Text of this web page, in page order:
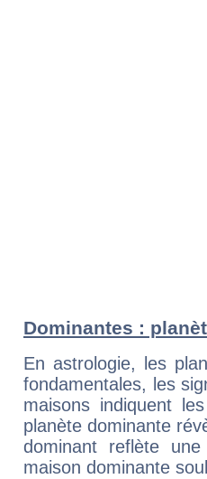
Dominantes :
En astrologie, les
fondamentales, les
maisons indiquent
planète dominante
dominant reflète
maison dominante